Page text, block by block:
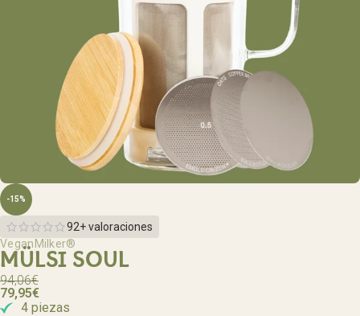
-15%
92+ valoraciones
VeganMilker®
MÜLSI SOUL
94,06€
79,95€
4 piezas